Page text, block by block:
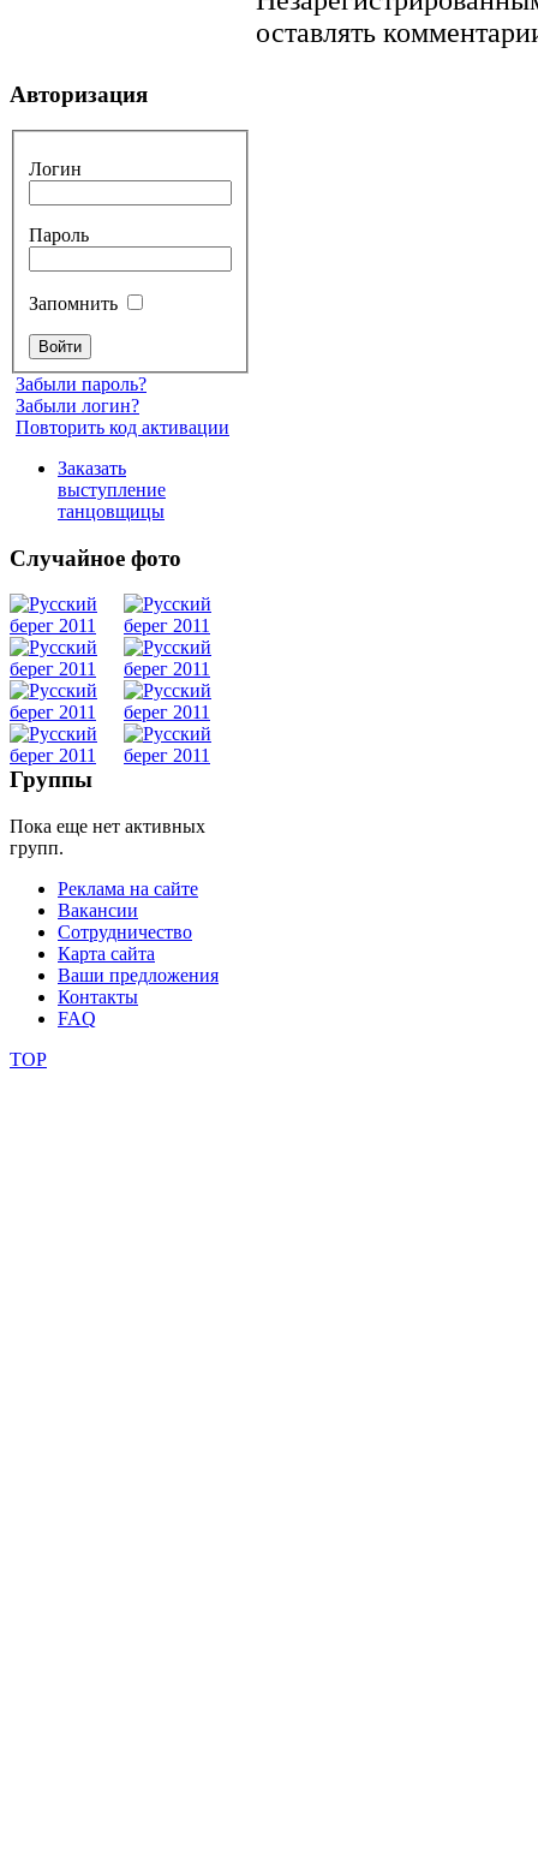
оставлять
Авторизация
Логин
Пароль
Запомнить
Забыли пароль?
Забыли логин?
Повторить код активации
Заказать
выступление
танцовщицы
Случайное фото
Группы
Пока еще нет активных
групп.
Реклама на сайте
Вакансии
Сотрудничество
Карта сайта
Ваши предложения
Контакты
FAQ
TOP